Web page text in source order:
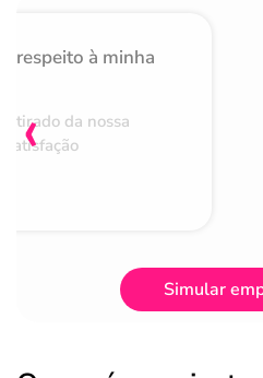
respeito à minha
da nossa
‹
Simular